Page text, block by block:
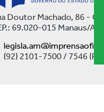
Doutor Machado, 86 -
69.020-015 Manaus/AM
(92) 2101-7500 / 7546